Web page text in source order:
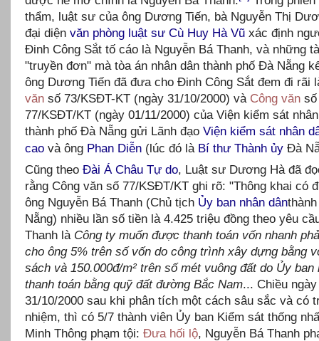
thẩm, luật sư của ông Dương Tiến, bà Nguyễn Thị
đại diện văn phòng luật sư Cù Huy Hà Vũ xác định
Đinh Công Sắt tố cáo là Nguyễn Bá Thanh, và những
"truyền đơn" mà tòa án nhân dân thành phố Đà Nẵng
ông Dương Tiến đã đưa cho Đinh Công Sắt đem đi rãi
văn số 73/KSĐT-KT (ngày 31/10/2000) và Công văn số
77/KSĐT/KT (ngày 01/11/2000) của Viện kiểm sát
thành phố Đà Nẵng gửi Lãnh đạo Viện kiểm sát nhân
cao và ông Phan Diễn (lúc đó là Bí thư Thành ủy Đà
Cũng theo Đài Á Châu Tự do, Luật sư Dương Hà đã
rằng Công văn số 77/KSĐT/KT ghi rõ: "Thông khai có
ông Nguyễn Bá Thanh (Chủ tịch Ủy ban nhân dân
Nẵng) nhiều lần số tiền là 4.425 triệu đồng theo yêu
Thanh là Công ty muốn được thanh toán vốn nhanh
cho ông 5% trên số vốn do công trình xây dựng bằng
sách và 150.000đ/m² trên số mét vuông đất do Ủy ban
thanh toán bằng quỹ đất đường Bắc Nam... Chiều ngày
31/10/2000 sau khi phân tích một cách sâu sắc và có
nhiệm, thì có 5/7 thành viên Ủy ban Kiểm sát thống
Minh Thông phạm tội: Đưa hối lộ, Nguyễn Bá Thanh